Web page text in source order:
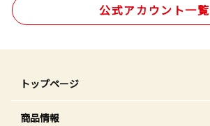
公式アカウント一覧
トップページ
商品情報